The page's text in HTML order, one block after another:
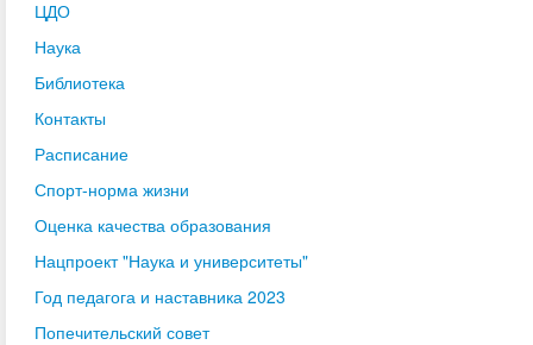
ЦДО
Наука
Библиотека
Контакты
Расписание
Спорт-норма жизни
Оценка качества образования
Нацпроект "Наука и университеты"
Год педагога и наставника 2023
Попечительский совет